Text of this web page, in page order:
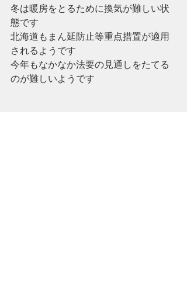
冬は暖房をとるために換気が難しい状
態です
北海道もまん延防止等重点措置が適用
されるようです
今年もなかなか法要の見通しをたてる
のが難しいようです